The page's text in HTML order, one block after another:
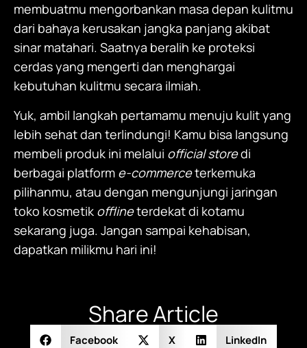
membuatmu mengorbankan masa depan kulitmu
dari bahaya kerusakan jangka panjang akibat
sinar matahari. Saatnya beralih ke proteksi
cerdas yang mengerti dan menghargai
kebutuhan kulitmu secara ilmiah.
Yuk, ambil langkah pertamamu menuju kulit yang
lebih sehat dan terlindungi! Kamu bisa langsung
membeli produk ini melalui official storedi
berbagai platform e-commerceterkemuka
pilihanmu, atau dengan mengunjungi jaringan
toko kosmetik offlineterdekat di kotamu
sekarang juga. Jangan sampai kehabisan,
dapatkan milikmu hari ini!
Share Article
Facebook X LinkedIn